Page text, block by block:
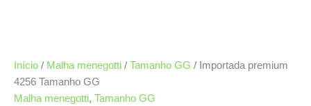
Início / Malha menegotti / Tamanho GG / Importada premium
4256 Tamanho GG
Malha menegotti, Tamanho GG